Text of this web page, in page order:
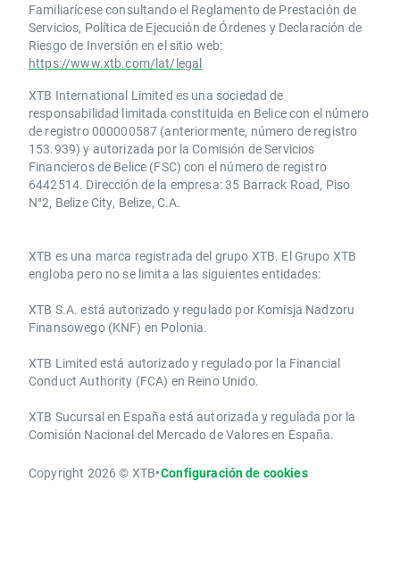
Familiarícese consultando el Reglamento de Prestación de
Servicios, Política de Ejecución de Órdenes y Declaración de
Riesgo de Inversión en el sitio web:
https://www.xtb.com/lat/legal
XTB International Limited es una sociedad de
responsabilidad limitada constituida en Belice con el número
de registro 000000587 (anteriormente, número de registro
153.939) y autorizada por la Comisión de Servicios
Financieros de Belice (FSC) con el número de registro
6442514. Dirección de la empresa: 35 Barrack Road, Piso
N°2, Belize City, Belize, C.A.
​​XTB es una marca registrada del grupo XTB. El Grupo XTB
engloba pero no se limita a las siguientes entidades:
XTB S.A.​ está autorizado y regulado por Komisja Nadzoru
Finansowego (KNF) ​en Polonia.
XTB Limited ​está autorizado y regulado por la ​Financial
Conduct Authority ​(FCA) en ​​Reino Unido.
XTB Sucursal en España está autorizada y regulada por la
Comisión Nacional del Mercado de Valores en España.
Copyright 2026 © XTB•Configuración de cookies